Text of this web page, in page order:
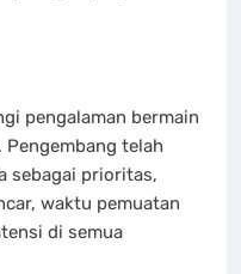
pengalaman bermain
Pengembang telah
sebagai prioritas,
waktu pemuatan
di semua